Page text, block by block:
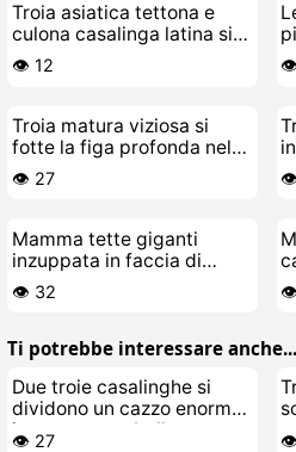
Troia asiatica tettona e
culona casalinga latina si
fa scopare senza freni
👁️ 12
Troia matura viziosa si
fotte la figa profonda nel
bosco
👁️ 27
Mamma tette giganti
inzuppata in faccia di
piscio
👁️ 32
Ti potrebbe interessare anche...
Due troie casalinghe si
dividono un cazzo enorme
in un terzetto bollente
👁️ 27